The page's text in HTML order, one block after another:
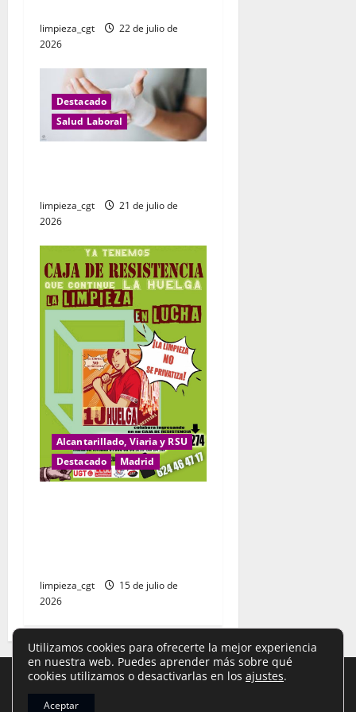
a
d
s
limpieza_cgt
22 de julio de
2026
Destacado
Salud Laboral
limpieza_cgt
21 de julio de
2026
Alcantarillado, Viaria y RSU
Destacado
Madrid
limpieza_cgt
15 de julio de
2026
Aviso Legal
Utilizamos cookies para ofrecerte la mejor experiencia
en nuestra web. Puedes aprender más sobre qué
cookies utilizamos o desactivarlas en los ajustes.
Aceptar